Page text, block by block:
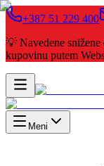
+387 51 229 400
💡 Navedene
kupovinu putem
Meni